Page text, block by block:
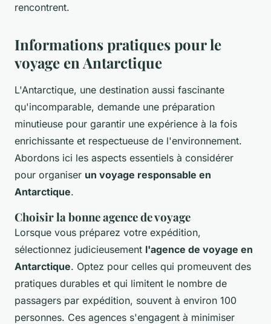
rencontrent.
Informations pratiques pour le
voyage en Antarctique
L'Antarctique, une destination aussi fascinante
qu'incomparable, demande une préparation
minutieuse pour garantir une expérience à la fois
enrichissante et respectueuse de l'environnement.
Abordons ici les aspects essentiels à considérer
pour organiser un voyage responsable en
Antarctique.
Choisir la bonne agence de voyage
Lorsque vous préparez votre expédition,
sélectionnez judicieusement l'agence de voyage en
Antarctique. Optez pour celles qui promeuvent des
pratiques durables et qui limitent le nombre de
passagers par expédition, souvent à environ 100
personnes. Ces agences s'engagent à minimiser